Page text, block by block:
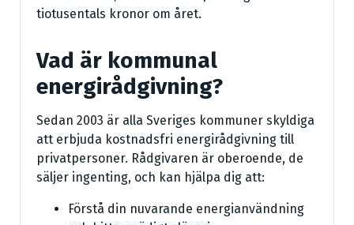
tiotusentals kronor om året.
Vad är kommunal
energirådgivning?
Sedan 2003 är alla Sveriges kommuner skyldiga
att erbjuda kostnadsfri energirådgivning till
privatpersoner. Rådgivaren är oberoende, de
säljer ingenting, och kan hjälpa dig att:
Förstå din nuvarande energianvändning